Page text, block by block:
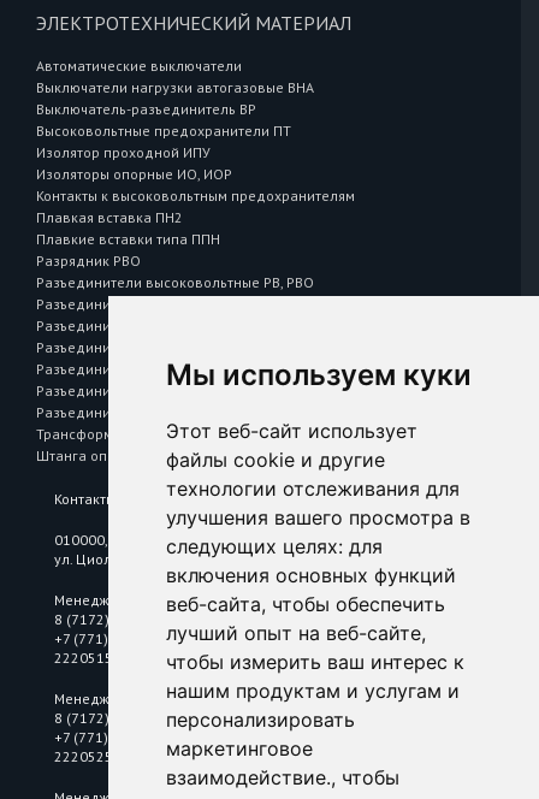
Мы используем куки
Этот веб-сайт использует
файлы cookie и другие
технологии отслеживания для
улучшения вашего просмотра в
следующих целях: для
включения основных функций
веб-сайта, чтобы обеспечить
лучший опыт на веб-сайте,
чтобы измерить ваш интерес к
нашим продуктам и услугам и
персонализировать
маркетинговое
взаимодействие., чтобы
ЭЛЕКТРОТЕХНИЧЕСКИЙ МАТЕРИАЛ
Автоматические выключатели
Выключатели нагрузки автогазовые ВНА
Выключатель-разъединитель ВР
Высоковольтные предохранители ПТ
Изолятор проходной ИПУ
Изоляторы опорные ИО, ИОР
Контакты к высоковольтным предохранителям
Плавкая вставка ПН2
Плавкие вставки типа ППН
Разрядник РВО
Разъединители высоковольтные РВ, РВО
Разъединители высоковольтные РВЗ
Разъединители высоковольтные РВФЗ
Разъединители наружной установки РЛНД
Разъединители Р 43, Р 63
Разъединитель — предохранитель РПС
Разъединитель на одно направление РЕ
Трансформаторы тока Т 0,66
Штанга оперативная L=1041
Контакты
010000, Республика Казахстан, г. Астана,
ул. Циолковского, 6/2
Менеджер по цветному металлопрокату
8 (7172) 25 18 10
+7 (771) 2220515
2220515@mkastana.kz
Менеджер по нержавеющему металлопрокату
8 (7172) 25 18 10
+7 (771) 2220525
2220525@mkastana.kz